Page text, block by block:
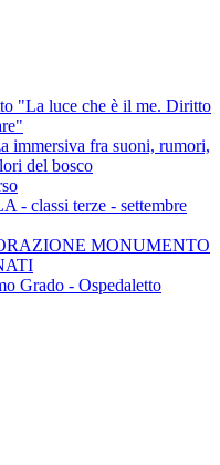
"La luce che è il me. Diritto
immersiva fra suoni, rumori,
del bosco
- classi terze - settembre
MONUMENTO
Grado - Ospedaletto